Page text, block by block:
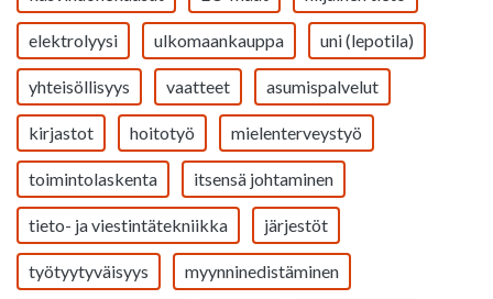
elektrolyysi ulkomaankauppa uni (lepotila)
yhteisöllisyys vaatteet asumispalvelut
kirjastot hoitotyö mielenterveystyö
toimintolaskenta itsensä johtaminen
tieto- ja viestintätekniikka järjestöt
työtyytyväisyys myynninedistäminen